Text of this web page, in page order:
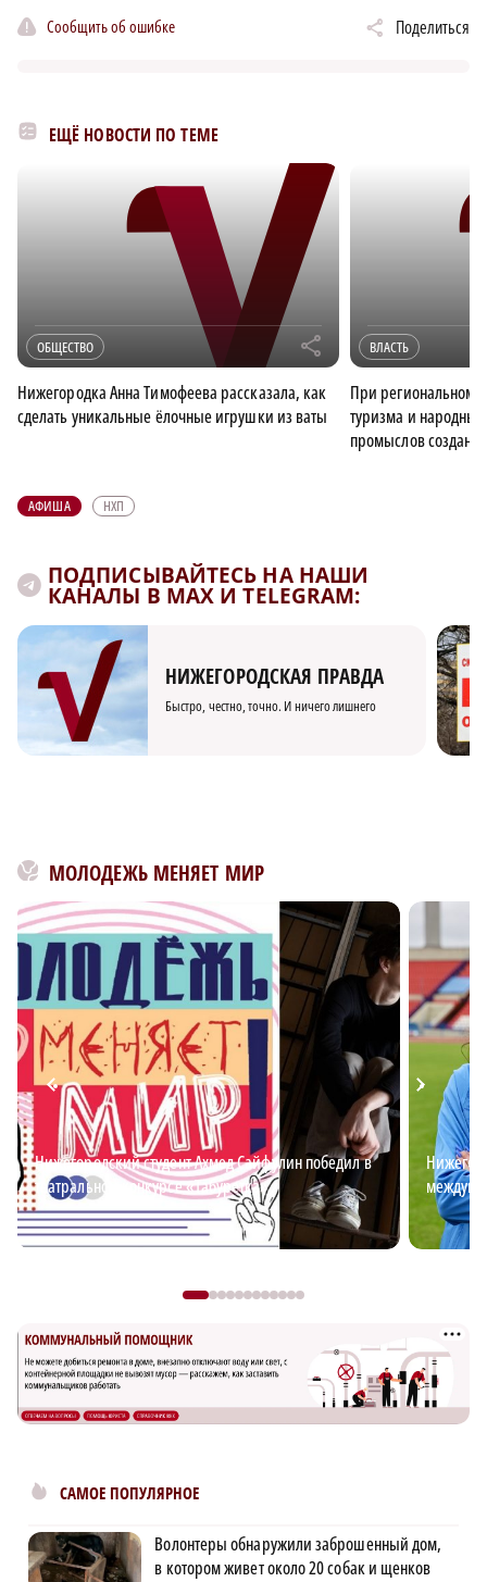
Сообщить об ошибке Поделиться
ЕЩЁ НОВОСТИ ПО ТЕМЕ
ОБЩЕСТВО r
Нижегородка Анна Тимофеева рассказала, как
сделать уникальные ёлочные игрушки из ваты
ВЛАСТЬ
При региональном
туризма и
промыслов создан
АФИША НХП
ПОДПИСЫВАЙТЕСЬ НА НАШИ
КАНАЛЫ В MAX И TELEGRAM:
НИЖЕГОРОДСКАЯ ПРАВДА
Быстро, честно, точно. И ничего лишнего
МОЛОДЕЖЬ МЕНЯЕТ МИР
Нижегородский студент Ахмед Сайфулин победил в
театральном конкурсе «Табуретка»
САМОЕ ПОПУЛЯРНОЕ
Волонтеры обнаружили заброшенный дом,
в котором живет около 20 собак и щенков